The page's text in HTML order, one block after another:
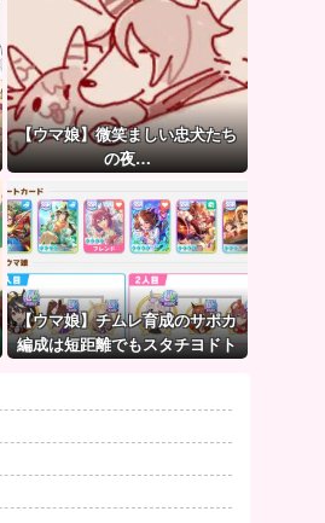
【ウマ娘】微笑ましい忠犬たち
の夜…
【ウマ娘】チムレ育成のサポカ
編成は短距離でもスタチヨドト